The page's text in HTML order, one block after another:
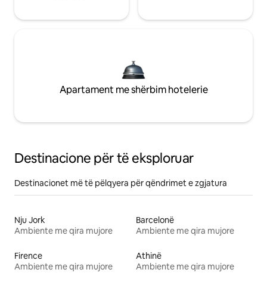
Apartament me shërbim hotelerie
Destinacione për të eksploruar
Destinacionet më të pëlqyera për qëndrimet e zgjatura
Nju Jork
Ambiente me qira mujore
Barcelonë
Ambiente me qira mujore
Firence
Ambiente me qira mujore
Athinë
Ambiente me qira mujore